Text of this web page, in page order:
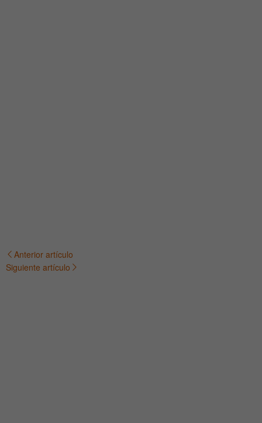
Navegación
Anterior artículo
Siguiente artículo